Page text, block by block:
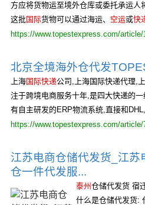
方应将货物运至境外仓库或委托承运人
这批国际货物可以通过海运、 空运或快
https://www.topestexpress.com/article/
北京全境海外仓代发
上海国际快递公司,上海国际快递代理,
注于跨境电商服务十年,是四大快递的
有自主研发的ERP物流系统,直接和
https://www.topestexpress.com/article/
江苏电商仓储代发货_江苏
仓一件代发服...
泰州 仓储代发货 宿
什么是仓储代发货: